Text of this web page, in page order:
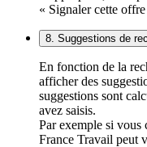
« Signaler cette
8. Suggestions de
En fonction de la
afficher des
suggestions sont
avez saisis.
Par exemple si vous
France Travail peut